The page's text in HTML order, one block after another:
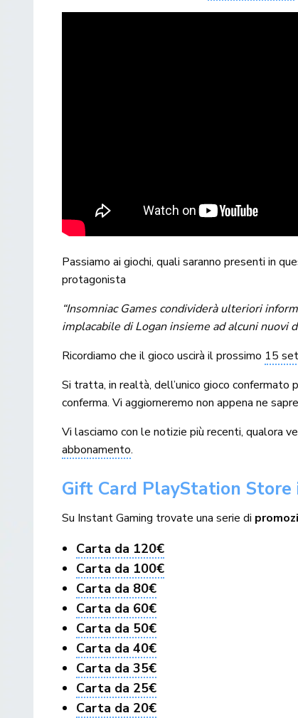
Passiamo ai giochi, quali saranno presenti in
protagonista
“Insomniac Games condividerà ulteriori
implacabile di Logan insieme ad alcuni nuovi
Ricordiamo che il gioco uscirà il prossimo 15
Si tratta, in realtà, dell’unico gioco confermato
conferma. Vi aggiorneremo non appena ne
Vi lasciamo con le notizie più recenti, qualora
abbonamento.
Gift Card PlayStation Store
Su Instant Gaming trovate una serie di
Carta da 120€
Carta da 100€
Carta da 80€
Carta da 60€
Carta da 50€
Carta da 40€
Carta da 35€
Carta da 25€
Carta da 20€